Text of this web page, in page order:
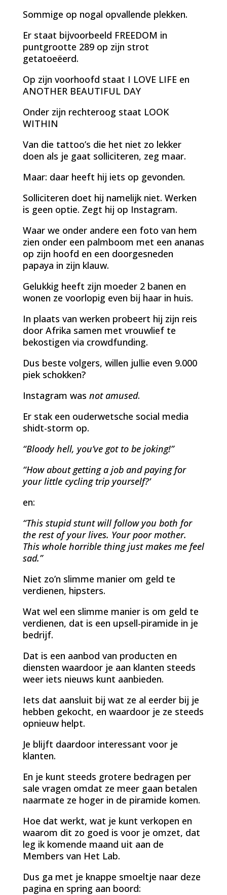
Sommige op nogal opvallende plekken.
Er staat bijvoorbeeld FREEDOM in
puntgrootte 289 op zijn strot
getatoeëerd.
Op zijn voorhoofd staat I LOVE LIFE en
ANOTHER BEAUTIFUL DAY
Onder zijn rechteroog staat LOOK
WITHIN
Van die tattoo’s die het niet zo lekker
doen als je gaat solliciteren, zeg maar.
Maar: daar heeft hij iets op gevonden.
Solliciteren doet hij namelijk niet. Werken
is geen optie. Zegt hij op Instagram.
Waar we onder andere een foto van hem
zien onder een palmboom met een ananas
op zijn hoofd en een doorgesneden
papaya in zijn klauw.
Gelukkig heeft zijn moeder 2 banen en
wonen ze voorlopig even bij haar in huis.
In plaats van werken probeert hij zijn reis
door Afrika samen met vrouwlief te
bekostigen via crowdfunding.
Dus beste volgers, willen jullie even 9.000
piek schokken?
Instagram was not amused.
Er stak een ouderwetsche social media
shidt-storm op.
“Bloody hell, you’ve got to be joking!”
“How about getting a job and paying for
your little cycling trip yourself?’
en:
“This stupid stunt will follow you both for
the rest of your lives. Your poor mother.
This whole horrible thing just makes me feel
sad.”
Niet zo’n slimme manier om geld te
verdienen, hipsters.
Wat wel een slimme manier is om geld te
verdienen, dat is een upsell-piramide in je
bedrijf.
Dat is een aanbod van producten en
diensten waardoor je aan klanten steeds
weer iets nieuws kunt aanbieden.
Iets dat aansluit bij wat ze al eerder bij je
hebben gekocht, en waardoor je ze steeds
opnieuw helpt.
Je blijft daardoor interessant voor je
klanten.
En je kunt steeds grotere bedragen per
sale vragen omdat ze meer gaan betalen
naarmate ze hoger in de piramide komen.
Hoe dat werkt, wat je kunt verkopen en
waarom dit zo goed is voor je omzet, dat
leg ik komende maand uit aan de
Members van Het Lab.
Dus ga met je knappe smoeltje naar deze
pagina en spring aan boord: